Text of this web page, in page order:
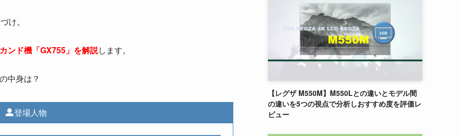
け。
ンド機「GX755」を解説します。
中身は？
登場人物
【レグザ M550M】M550Lとの違いとモデル間
の違いを5つの視点で分析しおすすめ度を評価レ
ビュー